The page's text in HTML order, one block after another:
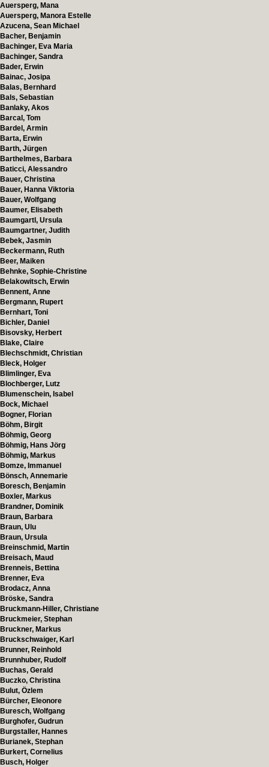
Auersperg, Mana
Auersperg, Manora Estelle
Azucena, Sean Michael
Bacher, Benjamin
Bachinger, Eva Maria
Bachinger, Sandra
Bader, Erwin
Bainac, Josipa
Balas, Bernhard
Bals, Sebastian
Banlaky, Akos
Barcal, Tom
Bardel, Armin
Barta, Erwin
Barth, Jürgen
Barthelmes, Barbara
Baticci, Alessandro
Bauer, Christina
Bauer, Hanna Viktoria
Bauer, Wolfgang
Baumer, Elisabeth
Baumgartl, Ursula
Baumgartner, Judith
Bebek, Jasmin
Beckermann, Ruth
Beer, Maiken
Behnke, Sophie-Christine
Belakowitsch, Erwin
Bennent, Anne
Bergmann, Rupert
Bernhart, Toni
Bichler, Daniel
Bisovsky, Herbert
Blake, Claire
Blechschmidt, Christian
Bleck, Holger
Blimlinger, Eva
Blochberger, Lutz
Blumenschein, Isabel
Bock, Michael
Bogner, Florian
Böhm, Birgit
Böhmig, Georg
Böhmig, Hans Jörg
Böhmig, Markus
Bomze, Immanuel
Bönsch, Annemarie
Boresch, Benjamin
Boxler, Markus
Brandner, Dominik
Braun, Barbara
Braun, Ulu
Braun, Ursula
Breinschmid, Martin
Breisach, Maud
Brenneis, Bettina
Brenner, Eva
Brodacz, Anna
Bröske, Sandra
Bruckmann-Hiller, Christiane
Bruckmeier, Stephan
Bruckner, Markus
Bruckschwaiger, Karl
Brunner, Reinhold
Brunnhuber, Rudolf
Buchas, Gerald
Buczko, Christina
Bulut, Özlem
Bürcher, Eleonore
Buresch, Wolfgang
Burghofer, Gudrun
Burgstaller, Hannes
Burianek, Stephan
Burkert, Cornelius
Busch, Holger